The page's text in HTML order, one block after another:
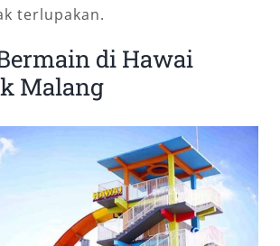
terlupakan.
di Hawai
Malang